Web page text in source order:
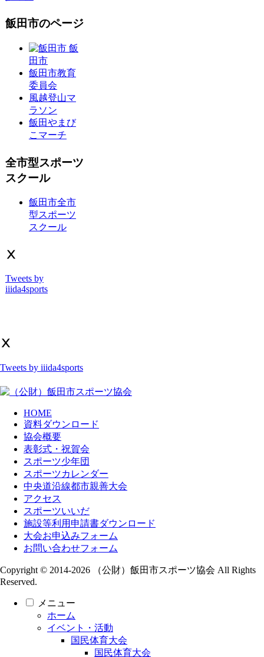
飯田市のページ
飯
田市
飯田市教育
委員会
風越登山マ
ラソン
飯田やまび
こマーチ
全市型スポーツ
スクール
飯田市全市
型スポーツ
スクール
Ⅹ
Tweets by
iiida4sports
Ⅹ
Tweets by iiida4sports
HOME
資料ダウンロード
協会概要
表彰式・祝賀会
スポーツ少年団
スポーツカレンダー
中央道沿線都市親善大会
アクセス
スポーツいいだ
施設等利用申請書ダウンロード
大会お申込みフォーム
お問い合わせフォーム
Copyright © 2014-2026 （公財）飯田市スポーツ協会 All Rights
Reserved.
メニュー
ホーム
イベント・活動
国民体育大会
国民体育大会